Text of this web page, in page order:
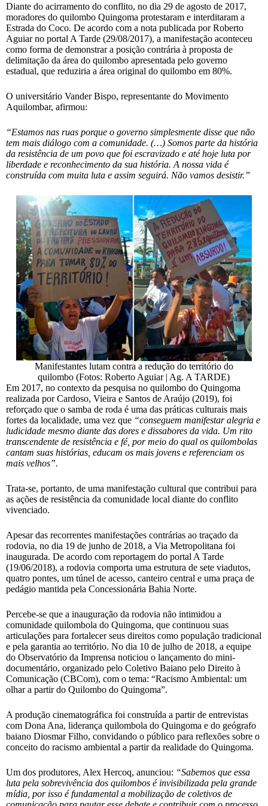
Diante do acirramento do conflito, no dia 29 de agosto de 2017,
moradores do quilombo Quingoma protestaram e interditaram a
Estrada do Coco. De acordo com a nota publicada por Roberto
Aguiar no portal A Tarde (29/08/2017), a manifestação aconteceu
como forma de demonstrar a posição contrária à proposta de
delimitação da área do quilombo apresentada pelo governo
estadual, que reduziria a área original do quilombo em 80%.
O universitário Vander Bispo, representante do Movimento
Aquilombar, afirmou:
“Estamos nas ruas porque o governo simplesmente disse que não
tem mais diálogo com a comunidade. (…) Somos parte da história
da resistência de um povo que foi escravizado e até hoje luta por
liberdade e reconhecimento da sua história. A nossa vida é
construída com muita luta e assim seguirá. Não vamos desistir.”
Manifestantes lutam contra a redução do território do
quilombo (Fotos: Roberto Aguiar | Ag. A TARDE)
Em 2017, no contexto da pesquisa no quilombo do Quingoma
realizada por Cardoso, Vieira e Santos de Araújo (2019), foi
reforçado que o samba de roda é uma das práticas culturais mais
fortes da localidade, uma vez que “conseguem manifestar alegria e
ludicidade mesmo diante das dores e dissabores da vida. Um rito
transcendente de resistência e fé, por meio do qual os quilombolas
cantam suas histórias, educam os mais jovens e referenciam os
mais velhos”.
Trata-se, portanto, de uma manifestação cultural que contribui para
as ações de resistência da comunidade local diante do conflito
vivenciado.
Apesar das recorrentes manifestações contrárias ao traçado da
rodovia, no dia 19 de junho de 2018, a Via Metropolitana foi
inaugurada. De acordo com reportagem do portal A Tarde
(19/06/2018), a rodovia comporta uma estrutura de sete viadutos,
quatro pontes, um túnel de acesso, canteiro central e uma praça de
pedágio mantida pela Concessionária Bahia Norte.
Percebe-se que a inauguração da rodovia não intimidou a
comunidade quilombola do Quingoma, que continuou suas
articulações para fortalecer seus direitos como população tradicional
e pela garantia ao território. No dia 10 de julho de 2018, a equipe
do Observatório da Imprensa noticiou o lançamento do mini-
documentário, organizado pelo Coletivo Baiano pelo Direito à
Comunicação (CBCom), com o tema: “Racismo Ambiental: um
olhar a partir do Quilombo do Quingoma”.
A produção cinematográfica foi construída a partir de entrevistas
com Dona Ana, liderança quilombola do Quingoma e do geógrafo
baiano Diosmar Filho, convidando o público para reflexões sobre o
conceito do racismo ambiental a partir da realidade do Quingoma.
Um dos produtores, Alex Hercoq, anunciou: “Sabemos que essa
luta pela sobrevivência dos quilombos é invisibilizada pela grande
mídia, por isso é fundamental a mobilização de coletivos de